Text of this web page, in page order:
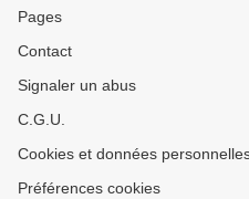
Pages
Contact
Signaler un abus
C.G.U.
Cookies et données
Préférences cookies